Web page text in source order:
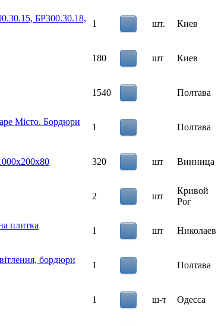
БР300.30.18,
1 шт. Киев
180 шт Киев
1540 Полтава
Місто. Бордюри
1 Полтава
320 шт Винница
2 шт
Кривой
Рог
плитка
1 шт Николаев
бордюри
1 Полтава
1 ш-т Одесса